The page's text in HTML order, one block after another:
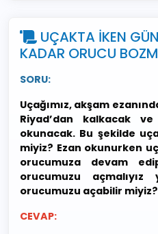
UÇAKTA İKEN
KADAR ORUCU
SORU:
Uçağımız, akşam
Riyad’dan kalkacak
okunacak. Bu şekilde
miyiz? Ezan okunurken
orucumuza devam
orucumuzu
orucumuzu açabilir miyiz?
CEVAP: